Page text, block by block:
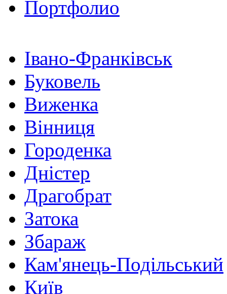
Портфолио
Івано-Франківськ
Буковель
Виженка
Вінниця
Городенка
Дністер
Драгобрат
Затока
Збараж
Кам'янець-Подільський
Київ